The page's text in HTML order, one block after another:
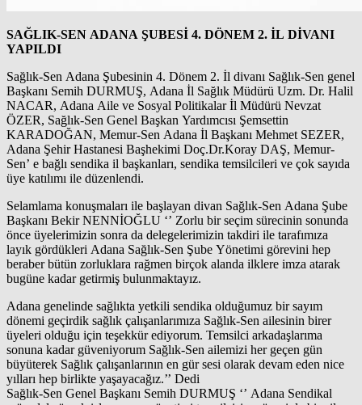
SAĞLIK-SEN ADANA ŞUBESİ 4. DÖNEM 2. İL DİVANI
YAPILDI
Sağlık-Sen Adana Şubesinin 4. Dönem 2. İl divanı Sağlık-Sen genel
Başkanı Semih DURMUŞ, Adana İl Sağlık Müdürü Uzm. Dr. Halil
NACAR, Adana Aile ve Sosyal Politikalar İl Müdürü Nevzat
ÖZER, Sağlık-Sen Genel Başkan Yardımcısı Şemsettin
KARADOĞAN, Memur-Sen Adana İl Başkanı Mehmet SEZER,
Adana Şehir Hastanesi Başhekimi Doç.Dr.Koray DAŞ, Memur-
Sen’ e bağlı sendika il başkanları, sendika temsilcileri ve çok sayıda
üye katılımı ile düzenlendi.
Selamlama konuşmaları ile başlayan divan Sağlık-Sen Adana Şube
Başkanı Bekir NENNİOĞLU ‘’ Zorlu bir seçim sürecinin sonunda
önce üyelerimizin sonra da delegelerimizin takdiri ile tarafımıza
layık gördükleri Adana Sağlık-Sen Şube Yönetimi görevini hep
beraber bütün zorluklara rağmen birçok alanda ilklere imza atarak
bugüne kadar getirmiş bulunmaktayız.
Adana genelinde sağlıkta yetkili sendika olduğumuz bir sayım
dönemi geçirdik sağlık çalışanlarımıza Sağlık-Sen ailesinin birer
üyeleri olduğu için teşekkür ediyorum. Temsilci arkadaşlarıma
sonuna kadar güveniyorum Sağlık-Sen ailemizi her geçen gün
büyüterek Sağlık çalışanlarının en gür sesi olarak devam eden nice
yılları hep birlikte yaşayacağız.’’ Dedi
Sağlık-Sen Genel Başkanı Semih DURMUŞ ‘’ Adana Sendikal